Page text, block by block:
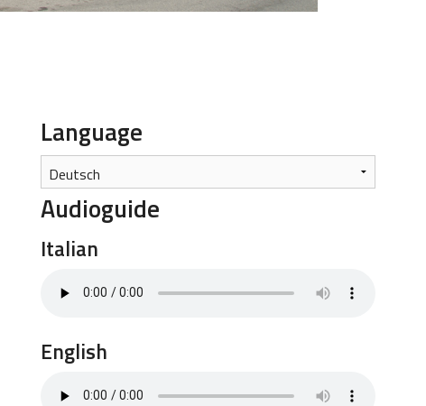
Language
Audioguide
Italian
English